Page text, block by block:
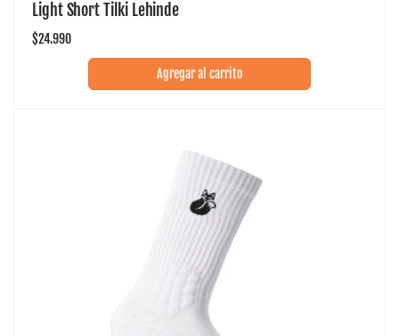
Light Short Tilki Lehinde
Precio
$24.990
Agregar al carrito